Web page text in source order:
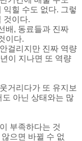
힐 수도 없다. 그렇
것이다.
배, 동료들과 진짜
이다.
걸리지만 진짜 역량
이 지나면 또 역량
거리다가 또 유지보
아닌 상태와는 많
부족하다는 것
으면 바뀔 수 없